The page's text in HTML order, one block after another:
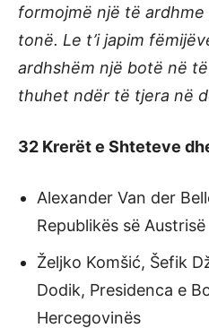
formojmë një të
tonë. Le t’i japim
ardhshëm një botë në
thuhet ndër të tjera në
32 Krerët e Shteteve
Alexander Van der
Republikës së Austrisë
Željko Komšić, Šefik
Dodik, Presidenca e
Hercegovinës